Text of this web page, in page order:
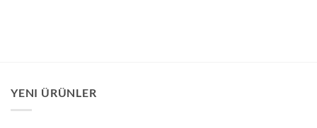
YENI ÜRÜNLER